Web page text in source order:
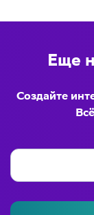
Еще
Создайте